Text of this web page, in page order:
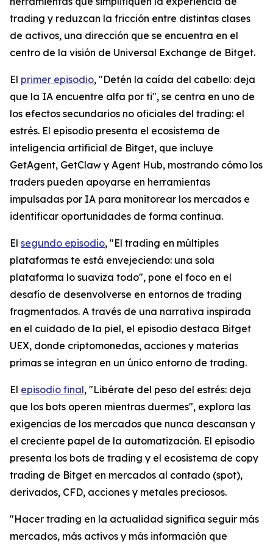
trading y reduzcan la fricción entre distintas clases
de activos, una dirección que se encuentra en el
centro de la visión de Universal Exchange de Bitget.
El primer episodio, "Detén la caída del cabello: deja
que la IA encuentre alfa por ti", se centra en uno de
los efectos secundarios no oficiales del trading: el
estrés. El episodio presenta el ecosistema de
inteligencia artificial de Bitget, que incluye
GetAgent, GetClaw y Agent Hub, mostrando cómo los
traders pueden apoyarse en herramientas
impulsadas por IA para monitorear los mercados e
identificar oportunidades de forma continua.
El segundo episodio, "El trading en múltiples
plataformas te está envejeciendo: una sola
plataforma lo suaviza todo", pone el foco en el
desafío de desenvolverse en entornos de trading
fragmentados. A través de una narrativa inspirada
en el cuidado de la piel, el episodio destaca Bitget
UEX, donde criptomonedas, acciones y materias
primas se integran en un único entorno de trading.
El episodio final, "Libérate del peso del estrés: deja
que los bots operen mientras duermes", explora las
exigencias de los mercados que nunca descansan y
el creciente papel de la automatización. El episodio
presenta los bots de trading y el ecosistema de copy
trading de Bitget en mercados al contado (spot),
derivados, CFD, acciones y metales preciosos.
"Hacer trading en la actualidad significa seguir más
mercados, más activos y más información que